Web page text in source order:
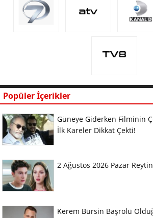
Popüler İçerikler
Güneye Giderken Filminin
İlk Kareler Dikkat Çekti!
2 Ağustos 2026 Pazar
Kerem Bürsin Başrolü